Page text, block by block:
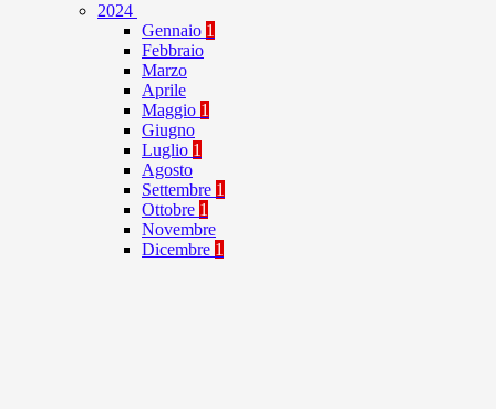
2024
Gennaio 1
Febbraio
Marzo
Aprile
Maggio 1
Giugno
Luglio 1
Agosto
Settembre 1
Ottobre 1
Novembre
Dicembre 1